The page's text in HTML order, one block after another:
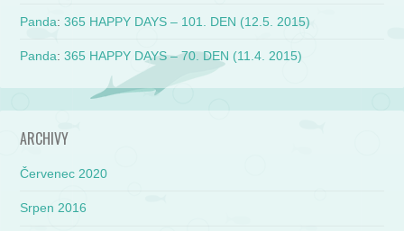
Panda:365 HAPPY DAYS – 101. DEN (12.5. 2015)
Panda:365 HAPPY DAYS – 70. DEN (11.4. 2015)
ARCHIVY
Červenec 2020
Srpen 2016